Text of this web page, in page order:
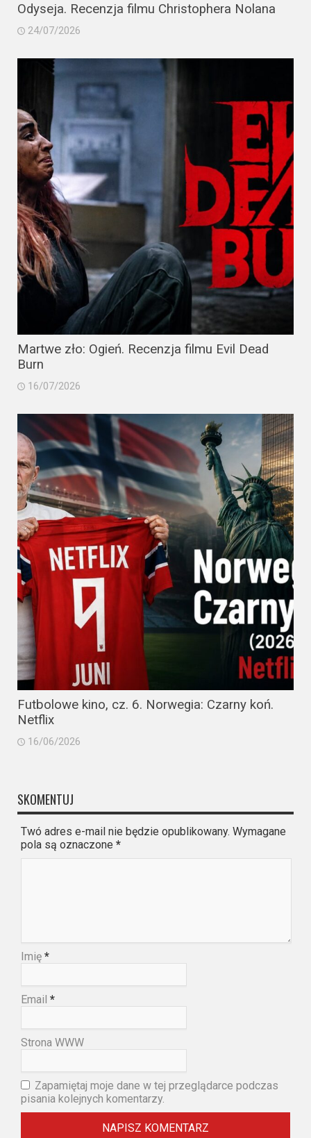
Odyseja. Recenzja filmu Christophera Nolana
24/07/2026
Martwe zło: Ogień. Recenzja filmu Evil Dead
Burn
16/07/2026
Futbolowe kino, cz. 6. Norwegia: Czarny koń.
Netflix
16/06/2026
SKOMENTUJ
Twó adres e-mail nie będzie opublikowany. Wymagane
pola są oznaczone *
Imię *
Email *
Strona WWW
Zapamiętaj moje dane w tej przeglądarce podczas
pisania kolejnych komentarzy.